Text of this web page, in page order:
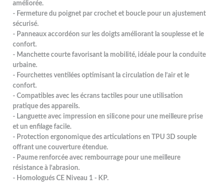
améliorée.
- Fermeture du poignet par crochet et boucle pour un ajustement
sécurisé.
- Panneaux accordéon sur les doigts améliorant la souplesse et le
confort.
- Manchette courte favorisant la mobilité, idéale pour la conduite
urbaine.
- Fourchettes ventilées optimisant la circulation de l’air et le
confort.
- Compatibles avec les écrans tactiles pour une utilisation
pratique des appareils.
- Languette avec impression en silicone pour une meilleure prise
et un enfilage facile.
- Protection ergonomique des articulations en TPU 3D souple
offrant une couverture étendue.
- Paume renforcée avec rembourrage pour une meilleure
résistance à l’abrasion.
- Homologués CE Niveau 1 - KP.